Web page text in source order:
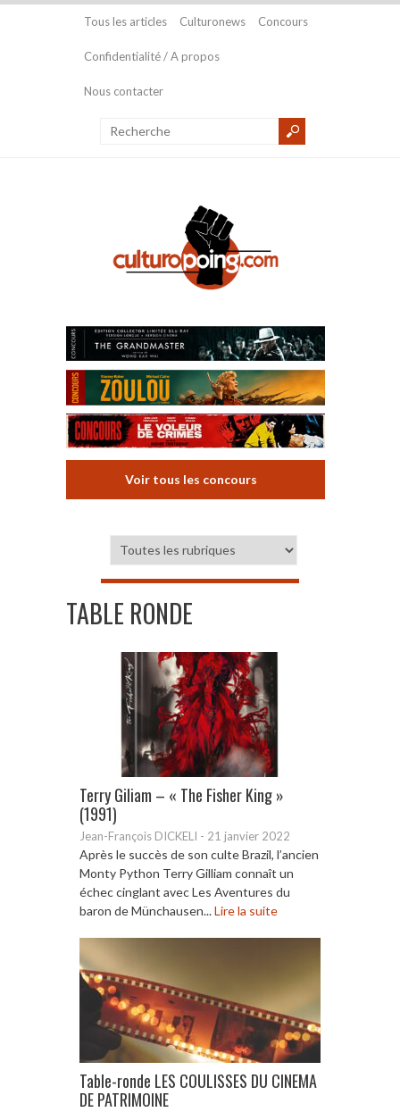
Tous les articles Culturonews Concours
Confidentialité / A propos
Nous contacter
Voir tous les concours
TABLE RONDE
Terry Giliam – « The Fisher King »
(1991)
Jean-François DICKELI - 21 janvier 2022
Après le succès de son culte Brazil, l’ancien
Monty Python Terry Gilliam connaît un
échec cinglant avec Les Aventures du
baron de Münchausen...Lire la suite
Table-ronde LES COULISSES DU CINEMA
DE PATRIMOINE